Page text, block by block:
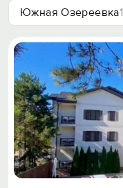
Южная Озереевка1